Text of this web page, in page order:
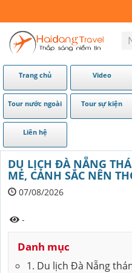
Trang chủ Video
Tour nước ngoài Tour sự kiện
Liên hệ
DU LỊCH ĐÀ NẴNG
MẺ, CẢNH SẮC NÊN
07/08/2026
-
Danh mục
1. Du lịch Đà Nẵng